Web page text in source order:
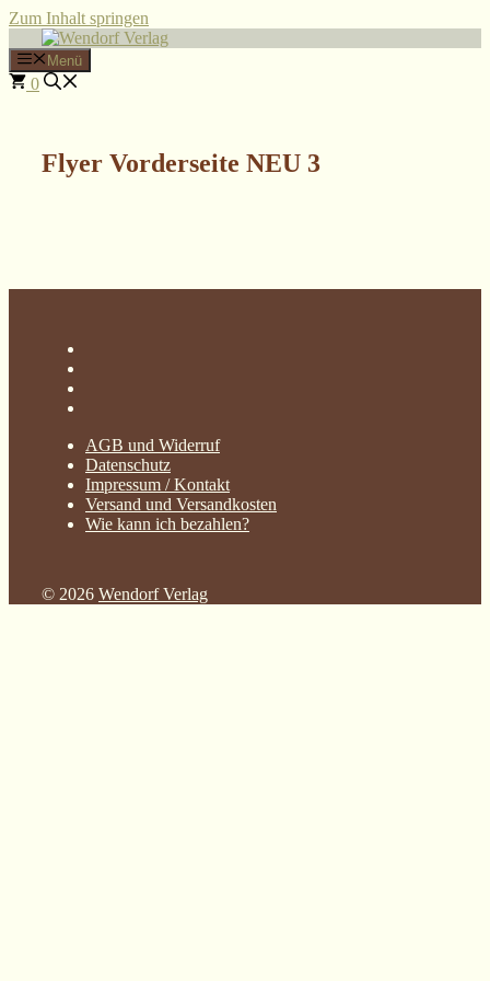
Zum Inhalt springen
Menü
0
Flyer Vorderseite NEU 3
AGB und Widerruf
Datenschutz
Impressum / Kontakt
Versand und Versandkosten
Wie kann ich bezahlen?
© 2026 Wendorf Verlag